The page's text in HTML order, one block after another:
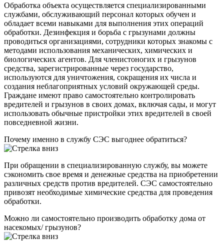
Обработка объекта осуществляется специализированными
службами, обслуживающий персонал которых обучен и
обладает всеми навыками для выполнения этих операций
обработки. Дезинфекция и борьба с грызунами должны
проводиться организациями, сотрудники которых знакомы с
методами использования механических, химических и
биологических агентов. Для членистоногих и грызунов
средства, зарегистрированные через государство,
используются для уничтожения, сокращения их числа и
создания неблагоприятных условий окружающей среды.
Граждане имеют право самостоятельно контролировать
вредителей и грызунов в своих домах, включая сады, и могут
использовать обычные пристройки этих вредителей в своей
повседневной жизни.
Почему именно в службу СЭС выгоднее обратиться?
При обращении в специализированную службу, вы можете
сэкономить свое время и денежные средства на приобретении
различных средств против вредителей. СЭС самостоятельно
привозят необходимые химические средства для проведения
обработки.
Можно ли самостоятельно производить обработку дома от
насекомых/ грызунов?